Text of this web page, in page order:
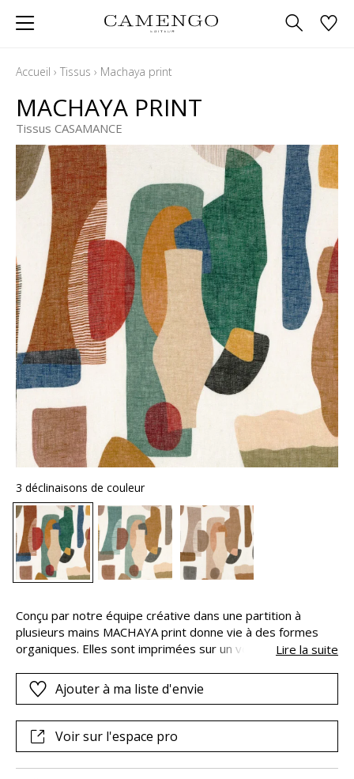
Accueil › Tissus › Machaya print
MACHAYA PRINT
Tissus CASAMANCE
3 déclinaisons de couleur
Conçu par notre équipe créative dans une partition à
plusieurs mains MACHAYA print donne vie à des formes
organiques. Elles sont imprimées sur un voile de lin aérien
toile.De grande largeur cette étoffe se décline dans la
douceur de teintes pastel et neutres auxquelles s ajoute
Lire la suite
Ajouter à ma liste d'envie
Voir sur l'espace pro